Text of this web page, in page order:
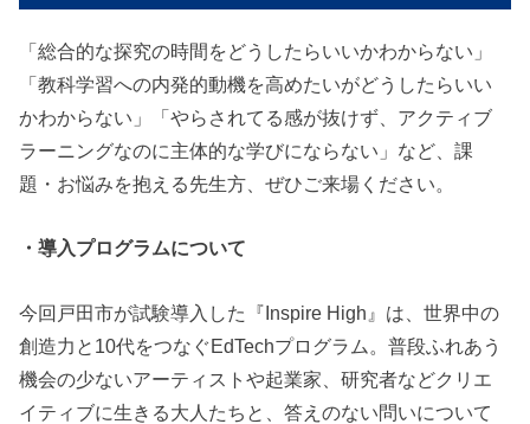
「総合的な探究の時間をどうしたらいいかわからない」
「教科学習への内発的動機を高めたいがどうしたらいい
かわからない」「やらされてる感が抜けず、アクティブ
ラーニングなのに主体的な学びにならない」など、課
題・お悩みを抱える先生方、ぜひご来場ください。
・導入プログラムについて
今回戸田市が試験導入した『Inspire High』は、世界中の
創造力と10代をつなぐEdTechプログラム。普段ふれあう
機会の少ないアーティストや起業家、研究者などクリエ
イティブに生きる大人たちと、答えのない問いについて